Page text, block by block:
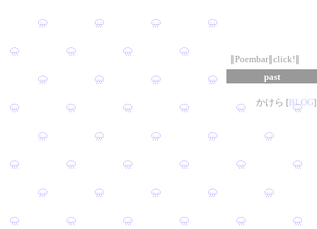
∥Poembar∥click!∥
past
かけら [BLOG